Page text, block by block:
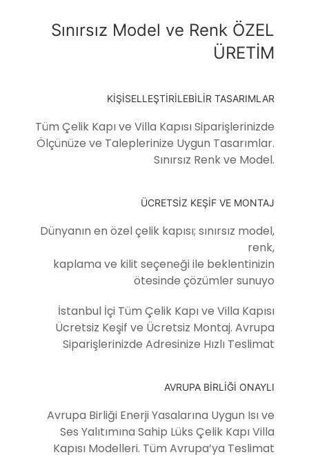
Sınırsız Model ve Renk ÖZEL
ÜRETİM
KİŞİSELLEŞTİRİLEBİLİR TASARIMLAR
Tüm Çelik Kapı ve Villa Kapısı Siparişlerinizde
Ölçünüze ve Taleplerinize Uygun Tasarımlar.
Sınırsız Renk ve Model.
ÜCRETSİZ KEŞİF VE MONTAJ
Dünyanın en özel çelik kapısı; sınırsız model,
renk,
kaplama ve kilit seçeneği ile beklentinizin
ötesinde çözümler sunuyo
İstanbul İçi Tüm Çelik Kapı ve Villa Kapısı
Ücretsiz Keşif ve Ücretsiz Montaj. Avrupa
Siparişlerinizde Adresinize Hızlı Teslimat
AVRUPA BİRLİĞİ ONAYLI
Avrupa Birliği Enerji Yasalarına Uygun Isı ve
Ses Yalıtımına Sahip Lüks Çelik Kapı Villa
Kapısı Modelleri. Tüm Avrupa’ya Teslimat